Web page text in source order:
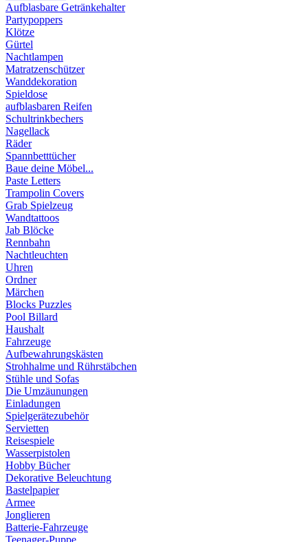
Aufblasbare Getränkehalter
Partypoppers
Klötze
Gürtel
Nachtlampen
Matratzenschützer
Wanddekoration
Spieldose
aufblasbaren Reifen
Schultrinkbechers
Nagellack
Räder
Spannbetttücher
Baue deine Möbel...
Paste Letters
Trampolin Covers
Grab Spielzeug
Wandtattoos
Jab Blöcke
Rennbahn
Nachtleuchten
Uhren
Ordner
Märchen
Blocks Puzzles
Pool Billard
Haushalt
Fahrzeuge
Aufbewahrungskästen
Strohhalme und Rührstäbchen
Stühle und Sofas
Die Umzäunungen
Einladungen
Spielgerätezubehör
Servietten
Reisespiele
Wasserpistolen
Hobby Bücher
Dekorative Beleuchtung
Bastelpapier
Armee
Jonglieren
Batterie-Fahrzeuge
Teenager-Puppe